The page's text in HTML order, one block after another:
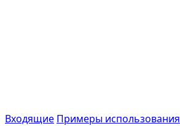
Входящие Примеры использования